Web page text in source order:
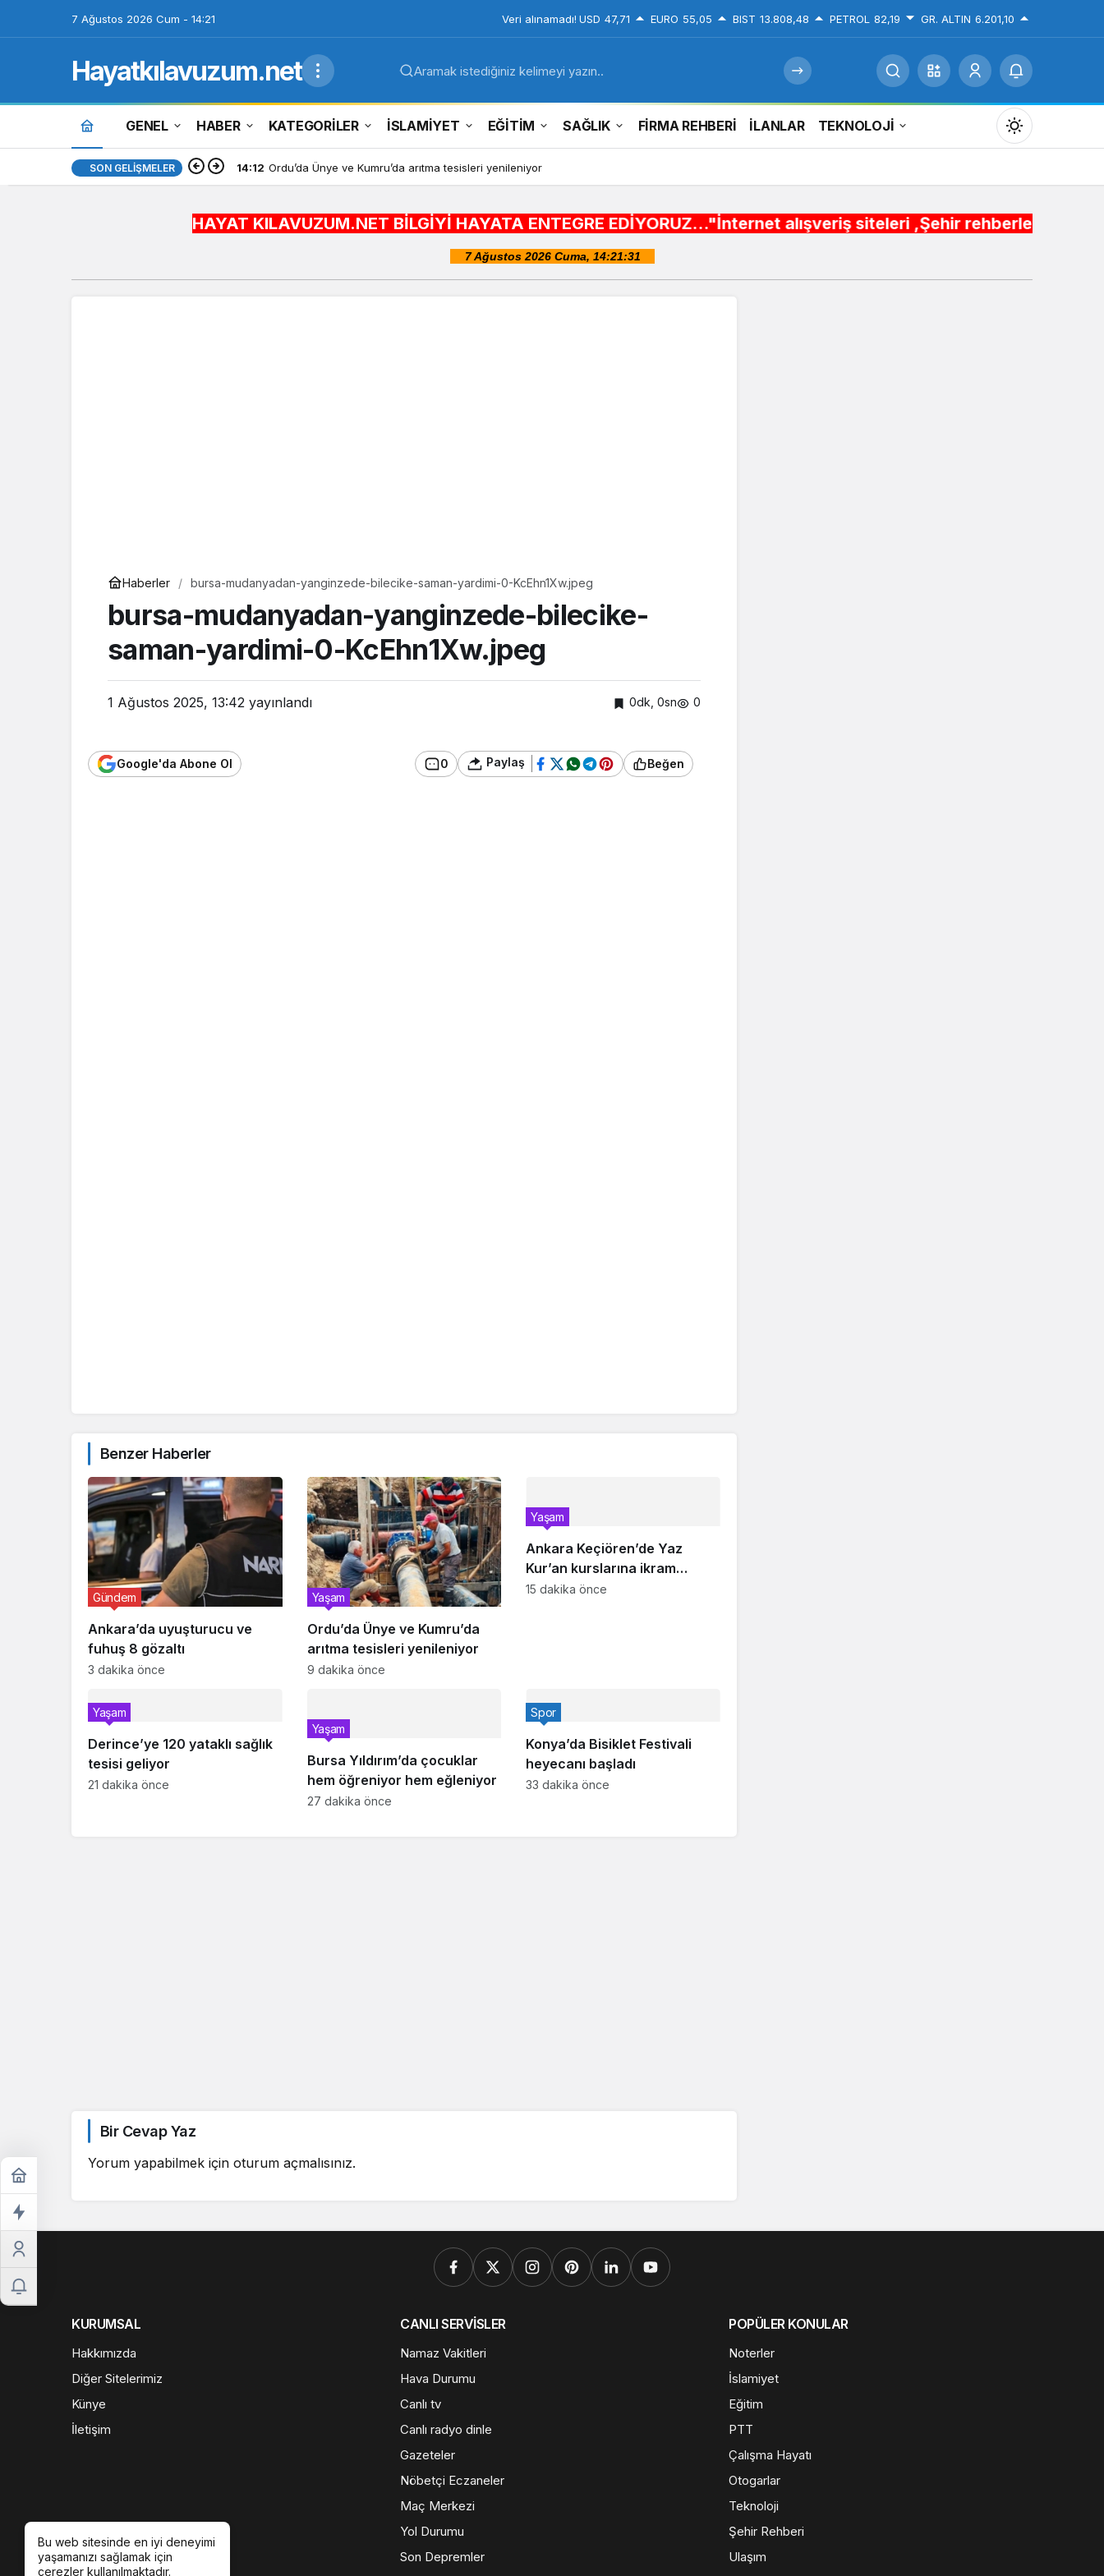
7 Ağustos 2026 Cum - 14:21 Veri alınamadı! USD 47,71 EURO 55,05 BIST 13.808,48 PETROL 82,19 GR. ALTIN 6.201,10
Hayatkılavuzum.net Aramak istediğiniz kelimeyi yazın..
GENEL HABER KATEGORİLER İSLAMİYET EĞİTİM SAĞLIK FİRMA REHBERİ İLANLAR TEKNOLOJİ
Mod
değiştir
SON GELIŞMELER 14:12 Ordu’da Ünye ve Kumru’da arıtma tesisleri yenileniyor
HAYAT KILAVUZUM.NET BİLGİYİ HAYATA ENTEGRE EDİYORUZ..."İnternet alışveriş siteleri ,Şehir rehberleri ,
Haberler bursa-mudanyadan-yanginzede-bilecike-saman-yardimi-0-KcEhn1Xw.jpeg
bursa-mudanyadan-yanginzede-bilecike-
saman-yardimi-0-KcEhn1Xw.jpeg
1 Ağustos 2025, 13:42 yayınlandı 0dk, 0sn 0
Google'da Abone Ol 0 Paylaş Beğen
Benzer Haberler
Ankara’da uyuşturucu ve
fuhuş 8 gözaltı
Gündem
3 dakika önce
Ordu’da Ünye ve Kumru’da
arıtma tesisleri yenileniyor
Yaşam
9 dakika önce
Ankara Keçiören’de Yaz
Kur’an kurslarına ikram
desteği
Yaşam
15 dakika önce
Derince’ye 120 yataklı sağlık
tesisi geliyor
Yaşam
21 dakika önce
Bursa Yıldırım’da çocuklar
hem öğreniyor hem eğleniyor
Yaşam
27 dakika önce
Konya’da Bisiklet Festivali
heyecanı başladı
Spor
33 dakika önce
Bir Cevap Yaz
Yorum yapabilmek için oturum açmalısınız.
Bu web sitesinde en iyi deneyimi
yaşamanızı sağlamak için
çerezler kullanılmaktadır.
KURUMSAL
Hakkımızda
Diğer Sitelerimiz
Künye
İletişim
CANLI SERVİSLER
Namaz Vakitleri
Hava Durumu
Canlı tv
Canlı radyo dinle
Gazeteler
Nöbetçi Eczaneler
Maç Merkezi
Yol Durumu
Son Depremler
POPÜLER KONULAR
Noterler
İslamiyet
Eğitim
PTT
Çalışma Hayatı
Otogarlar
Teknoloji
Şehir Rehberi
Ulaşım